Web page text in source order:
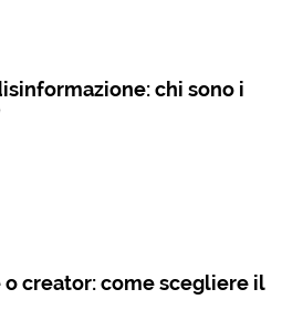
chi sono i
o creator: come scegliere il